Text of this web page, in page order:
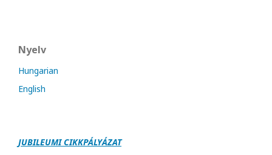
Nyelv
Hungarian
English
JUBILEUMI CIKKPÁLYÁZAT